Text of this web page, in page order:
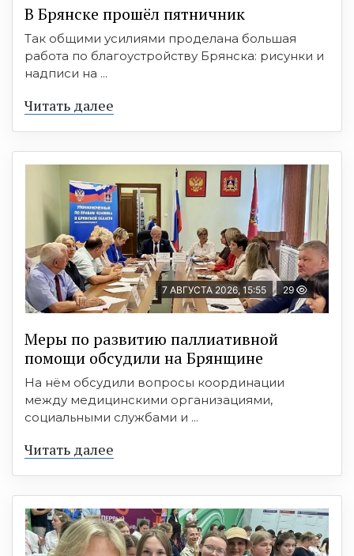
В Брянске прошёл пятничник
Так общими усилиями проделана большая
работа по благоустройству Брянска: рисунки и
надписи на ...
Читать далее
7 АВГУСТА 2026, 15:55 29
Меры по развитию паллиативной
помощи обсудили на Брянщине
На нём обсудили вопросы координации
между медицинскими организациями,
социальными службами и ...
Читать далее